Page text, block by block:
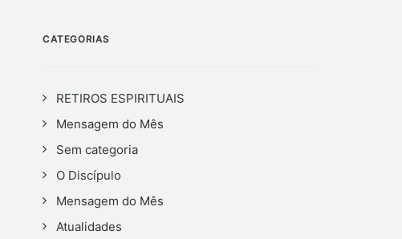
CATEGORIAS
RETIROS ESPIRITUAIS
Mensagem do Mês
Sem categoria
O Discípulo
Mensagem do Mês
Atualidades